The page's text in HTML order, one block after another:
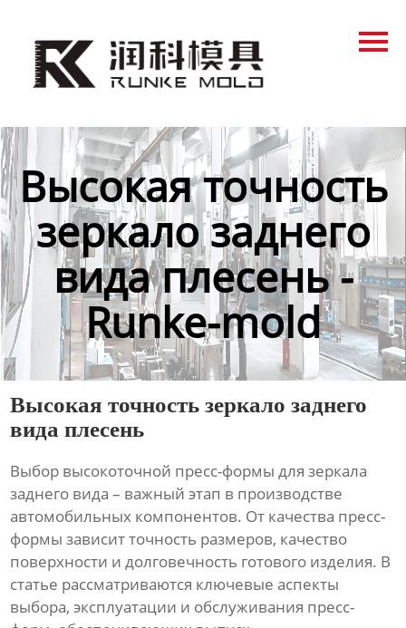
Продукция
Контакты
Высокая точность
зеркало заднего
вида плесень -
Runke-mold
Высокая точность зеркало заднего
вида плесень
Выбор высокоточной пресс-формы для зеркала
заднего вида – важный этап в производстве
автомобильных компонентов. От качества пресс-
формы зависит точность размеров, качество
поверхности и долговечность готового изделия. В
статье рассматриваются ключевые аспекты
выбора, эксплуатации и обслуживания пресс-